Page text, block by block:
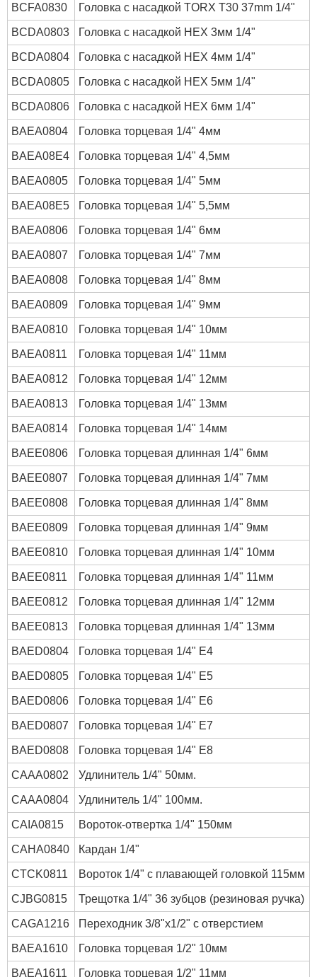
BCFA0830 Головка с насадкой TORX T30 37mm 1/4"
BCDA0803 Головка с насадкой HEX 3мм 1/4"
BCDA0804 Головка с насадкой HEX 4мм 1/4"
BCDA0805 Головка с насадкой HEX 5мм 1/4"
BCDA0806 Головка с насадкой HEX 6мм 1/4"
BAEA0804 Головка торцевая 1/4" 4мм
BAEA08E4 Головка торцевая 1/4" 4,5мм
BAEA0805 Головка торцевая 1/4" 5мм
BAEA08E5 Головка торцевая 1/4" 5,5мм
BAEA0806 Головка торцевая 1/4" 6мм
BAEA0807 Головка торцевая 1/4" 7мм
BAEA0808 Головка торцевая 1/4" 8мм
BAEA0809 Головка торцевая 1/4" 9мм
BAEA0810 Головка торцевая 1/4" 10мм
BAEA0811 Головка торцевая 1/4" 11мм
BAEA0812 Головка торцевая 1/4" 12мм
BAEA0813 Головка торцевая 1/4" 13мм
BAEA0814 Головка торцевая 1/4" 14мм
BAEE0806 Головка торцевая длинная 1/4" 6мм
BAEE0807 Головка торцевая длинная 1/4" 7мм
BAEE0808 Головка торцевая длинная 1/4" 8мм
BAEE0809 Головка торцевая длинная 1/4" 9мм
BAEE0810 Головка торцевая длинная 1/4" 10мм
BAEE0811 Головка торцевая длинная 1/4" 11мм
BAEE0812 Головка торцевая длинная 1/4" 12мм
BAEE0813 Головка торцевая длинная 1/4" 13мм
BAED0804 Головка торцевая 1/4" E4
BAED0805 Головка торцевая 1/4" E5
BAED0806 Головка торцевая 1/4" E6
BAED0807 Головка торцевая 1/4" E7
BAED0808 Головка торцевая 1/4" E8
CAAA0802 Удлинитель 1/4" 50мм.
CAAA0804 Удлинитель 1/4" 100мм.
CAIA0815 Вороток-отвертка 1/4" 150мм
CAHA0840 Кардан 1/4"
CTCK0811 Вороток 1/4" с плавающей головкой 115мм
CJBG0815 Трещотка 1/4" 36 зубцов (резиновая ручка)
CAGA1216 Переходник 3/8"х1/2" с отверстием
BAEA1610 Головка торцевая 1/2" 10мм
BAEA1611 Головка торцевая 1/2" 11мм